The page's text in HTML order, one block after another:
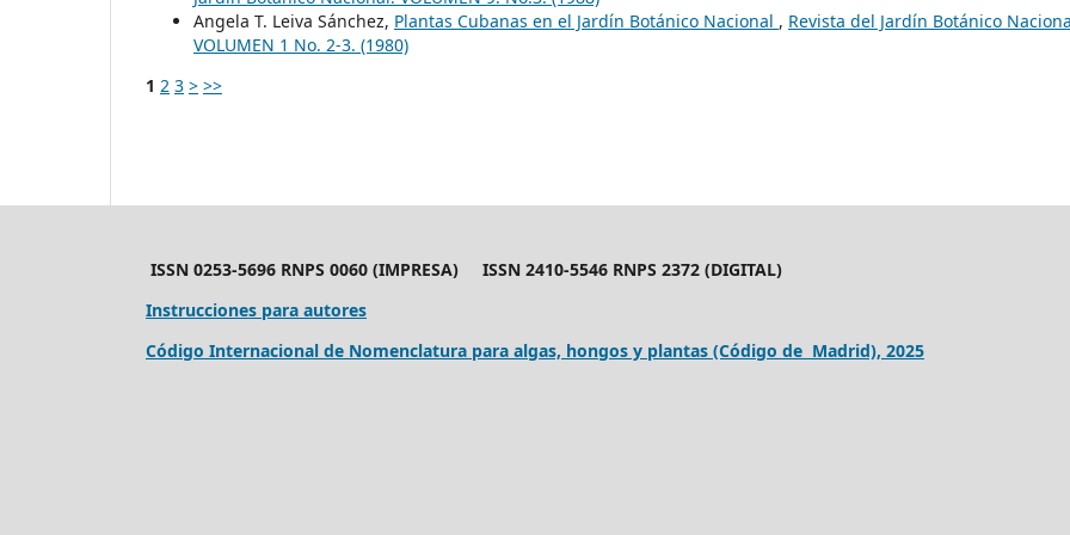
Angela T. Leiva Sánchez, Plantas Cubanas en el Jardín Botánico Nacional , Revista del Jardín Botánico
VOLUMEN 1 No. 2-3. (1980)
1 2 3 > >>
ISSN 0253-5696 RNPS 0060 (IMPRESA) ISSN 2410-5546 RNPS 2372 (DIGITAL)
Instrucciones para autores
Código Internacional de Nomenclatura para algas, hongos y plantas (Código de Madrid), 2025